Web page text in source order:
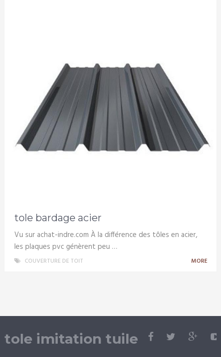
tole bardage acier
Vu sur achat-indre.com À la différence des tôles en acier,
les plaques pvc génèrent peu …
COUVERTURE DE TOIT MORE
tole imitation tuile